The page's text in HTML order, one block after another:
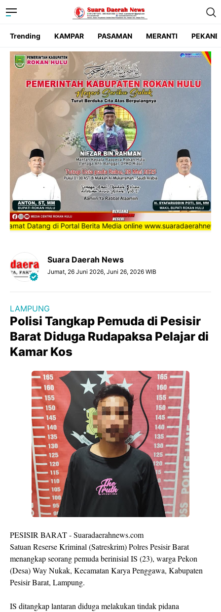
Trending KAMPAR PASAMAN MERANTI
Datang di Portal Berita Media online
Suara Daerah News
Jumat, 26 Juni 2026, Juni 26, 2026 WIB
LAMPUNG
Polisi Tangkap Pemuda di Pesisir
Barat Diduga Rudapaksa Pelajar di
Kamar Kos
PESISIR BARAT - Suaradaerahnews.com
Satuan Reserse Kriminal (Satreskrim) Polres Pesisir Barat
menangkap seorang pemuda berinisial IS (23), warga Pekon
(Desa) Way Nukak, Kecamatan Karya Penggawa, Kabupaten
Pesisir Barat, Lampung.
IS ditangkap lantaran diduga melakukan tindak pidana